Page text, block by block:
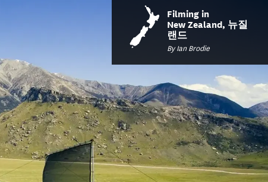
Filming in
New Zealand, 뉴질
랜드
By Ian Brodie